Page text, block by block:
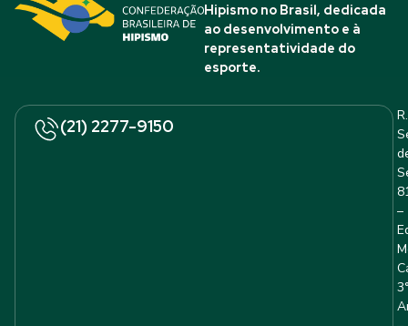
Hipismo no Brasil, dedicada
ao desenvolvimento e à
representatividade do
esporte.
(21) 2277-9150
R.
–